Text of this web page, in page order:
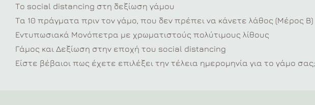
Το social distancing στη δεξίωση γάμου
Τα 10 πράγματα πριν τον γάμο, που δεν πρέπει να κάνετε λάθος (Μέρος Β)
Εντυπωσιακά Μονόπετρα με χρωματιστούς πολύτιμους λίθους
Γάμος και Δεξίωση στην εποχή του social distancing
Είστε βέβαιοι πως έχετε επιλέξει την τέλεια ημερομηνία για το γάμο σας;